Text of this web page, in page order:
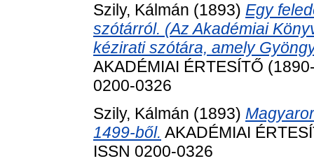
Szily, Kálmán (1893) Egy
szótárról. (Az Akadémiai
kézirati szótára, amely
AKADÉMIAI ÉRTESÍTŐ
0200-0326
Szily, Kálmán (1893)
1499-ből. AKADÉMIAI
ISSN 0200-0326